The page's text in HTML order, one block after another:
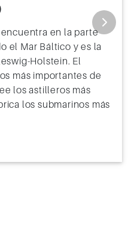
en la parte
el Mar Báltico y es la
Holstein. El
más importantes de
los astilleros más
los submarinos más